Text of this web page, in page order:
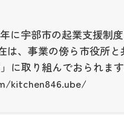
に宇部市の起業支援制
は、事業の傍ら市役所と
に取り組んでおられます
kitchen846.ube/